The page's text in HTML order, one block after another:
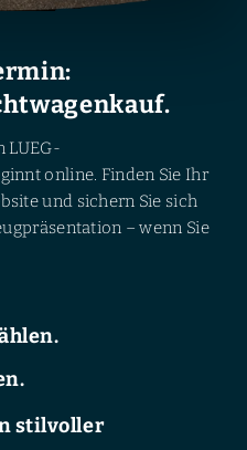
LUEG-
online. Finden Sie Ihr
und sichern Sie sich
– wenn Sie
stilvoller